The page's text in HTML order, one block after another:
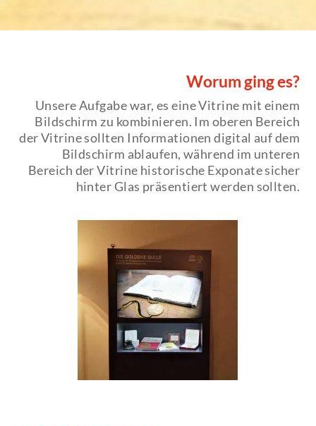
Worum ging es?
Unsere Aufgabe war, es eine Vitrine mit einem
Bildschirm zu kombinieren. Im oberen Bereich
der Vitrine sollten Informationen digital auf dem
Bildschirm ablaufen, während im unteren
Bereich der Vitrine historische Exponate sicher
hinter Glas präsentiert werden sollten.